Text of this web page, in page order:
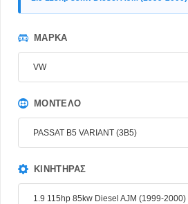
ΜΆΡΚΑ
VW
ΜΟΝΤΈΛΟ
PASSAT B5 VARIANT (3B5)
ΚΙΝΗΤΉΡΑΣ
1.9 115hp 85kw Diesel AJM (1999-2000)